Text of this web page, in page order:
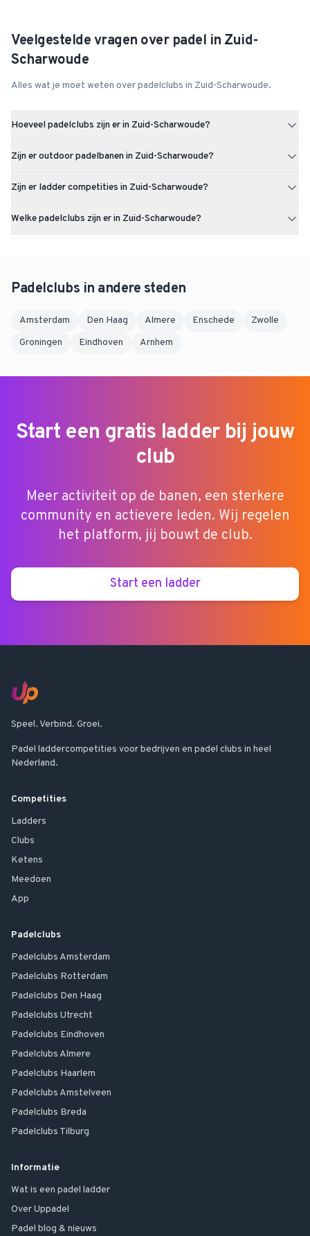
Veelgestelde vragen over padel in Zuid-
Scharwoude
Alles wat je moet weten over padelclubs in Zuid-Scharwoude.
Hoeveel padelclubs zijn er in Zuid-Scharwoude?
Zijn er outdoor padelbanen in Zuid-Scharwoude?
lekker buiten spelen bij mooi weer.
Zijn er ladder competities in Zuid-Scharwoude?
Scharwoude. Via Uppadel kun je een ladder starten zodra er
voldoende interesse is.
Welke padelclubs zijn er in Zuid-Scharwoude?
Padelclubs in andere steden
Amsterdam Den Haag Almere Enschede
Zwolle
Groningen
Eindhoven Arnhem
Start een gratis ladder bij jouw
club
Meer activiteit op de banen, een sterkere
community en actievere leden. Wij regelen
het platform, jij bouwt de club.
Start een ladder
Speel. Verbind. Groei.
Padel laddercompetities voor bedrijven en padel clubs in heel
Nederland.
Competities
Ladders
Clubs
Ketens
Meedoen
App
Padelclubs
Padelclubs Amsterdam
Padelclubs Rotterdam
Padelclubs Den Haag
Padelclubs Utrecht
Padelclubs Eindhoven
Padelclubs Almere
Padelclubs Haarlem
Padelclubs Amstelveen
Padelclubs Breda
Padelclubs Tilburg
Informatie
Wat is een padel ladder
Over Uppadel
Padel blog & nieuws